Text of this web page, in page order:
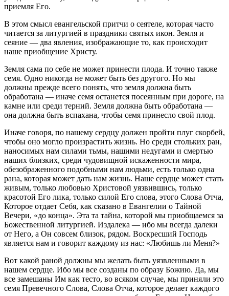
приемля Его.
В этом смысл евангельской притчи о сеятеле, которая часто
читается за литургией в праздники святых икон. Земля и
сеяние — два явления, изображающие то, как происходит
наше приобщение Христу.
Земля сама по себе не может принести плода. И точно также
семя. Одно никогда не может быть без другого. Но мы
должны прежде всего понять, что земля должна быть
обработана — иначе семя останется посеянным при дороге, на
камне или среди терний. Земля должна быть обработана —
она должна быть вспахана, чтобы семя принесло свой плод.
Иначе говоря, по нашему сердцу должен пройти плуг скорбей,
чтобы оно могло произрастить жизнь. Но среди стольких ран,
наносимых нам силами тьмы, нашими недугами и смертью
наших близких, среди чудовищной искаженности мира,
обезображенного подобными нам людьми, есть только одна
рана, которая может дать нам жизнь. Наше сердце может стать
живым, только любовью Христовой уязвившись, только
красотой Его лика, только силой Его слова, этого Слова Отча,
Которое отдает Себя, как сказано в Евангелии о Тайной
Вечери, «до конца». Эта та тайна, которой мы приобщаемся за
Божественной литургией. Издалека — ибо мы всегда далеки
от Него, а Он совсем близок, рядом. Воскресший Господь
является нам и говорит каждому из нас: «Любишь ли Меня?»
Вот какой раной должны мы желать быть уязвленными в
нашем сердце. Ибо мы все созданы по образу Божию. Да, мы
все замешаны Им как тесто, во всяком случае, мы приняли это
семя Превечного Слова, Слова Отча, которое делает каждого